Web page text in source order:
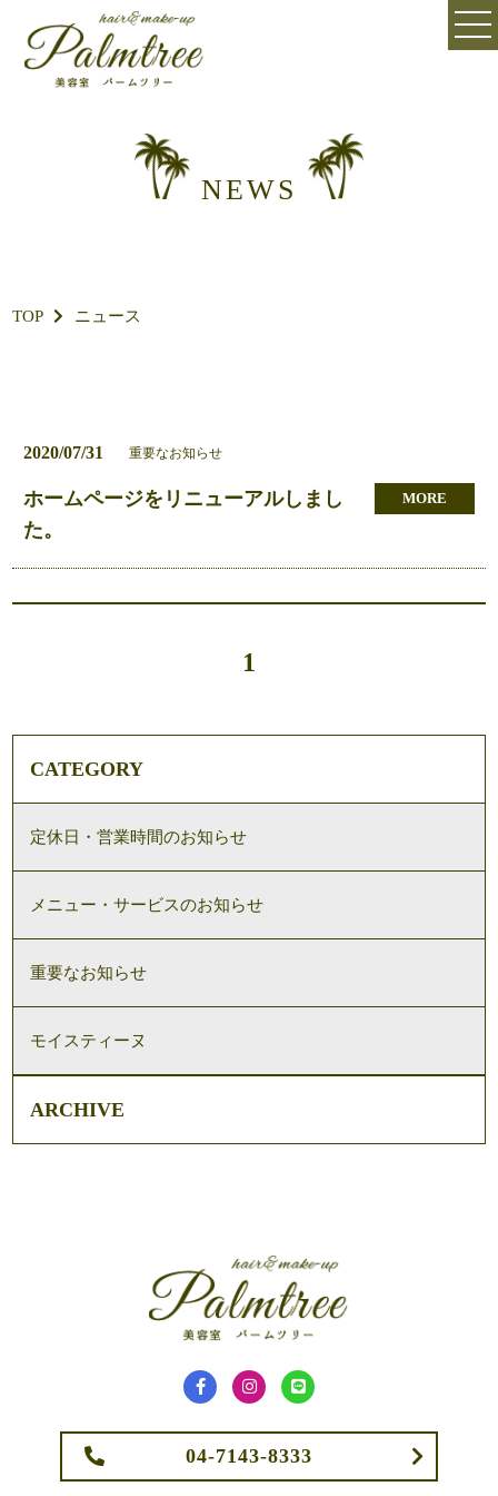
NEWS
TOP ニュース
2020/07/31 重要なお知らせ
ホームページをリニューアルしまし
た。
MORE
CATEGORY
定休日・営業時間のお知らせ
メニュー・サービスのお知らせ
重要なお知らせ
モイスティーヌ
ARCHIVE
1
04-7143-8333